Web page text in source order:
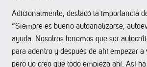
Adicionalmente, destacó la importancia
“Siempre es bueno autoanalizarse,
ayuda. Nosotros tenemos que ser
para adentro y después de ahí empezar a
pero yo creo que todo empieza ahí. Así